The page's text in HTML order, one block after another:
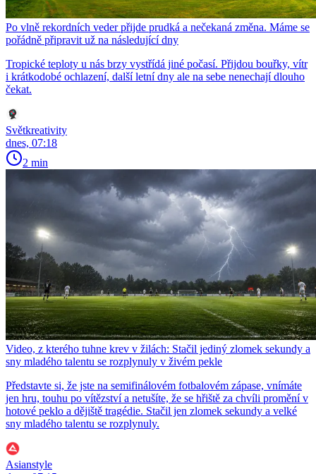
Po vlně rekordních veder přijde prudká a nečekaná změna. Máme se
pořádně připravit už na následující dny
Tropické teploty u nás brzy vystřídá jiné počasí. Přijdou bouřky, vítr
i krátkodobé ochlazení, další letní dny ale na sebe nenechají dlouho
čekat.
Světkreativity
dnes, 07:18
2 min
Video, z kterého tuhne krev v žilách: Stačil jediný zlomek sekundy a
sny mladého talentu se rozplynuly v živém pekle
Představte si, že jste na semifinálovém fotbalovém zápase, vnímáte
jen hru, touhu po vítězství a netušíte, že se hřiště za chvíli promění v
hotové peklo a dějiště tragédie. Stačil jen zlomek sekundy a velké
sny mladého talentu se rozplynuly.
Asianstyle